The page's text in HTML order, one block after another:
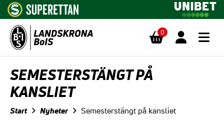
0
SEMESTERSTÄNGT PÅ
KANSLIET
Start Nyheter Semesterstängt på kansliet